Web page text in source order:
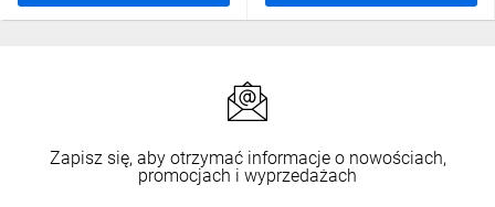
Zapisz się, aby otrzymać informacje o nowościach,
promocjach i wyprzedażach